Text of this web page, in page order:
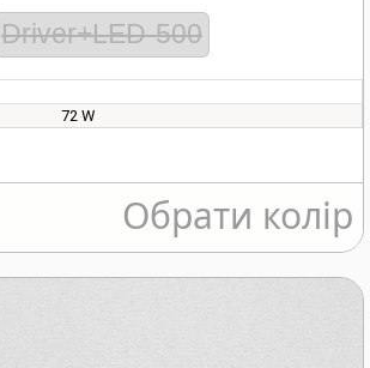
Driver+LED-500
72 W
Обрати колір